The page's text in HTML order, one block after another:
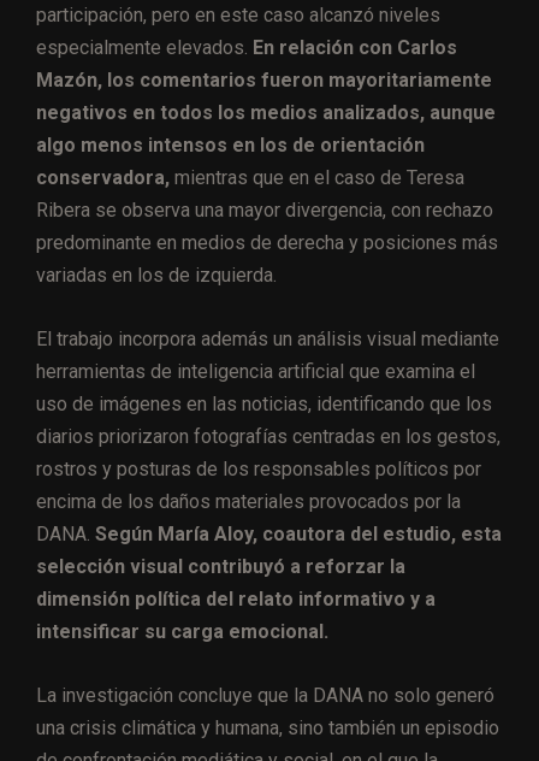
participación, pero en este caso alcanzó niveles
especialmente elevados. En relación con Carlos
Mazón, los comentarios fueron mayoritariamente
negativos en todos los medios analizados, aunque
algo menos intensos en los de orientación
conservadora, mientras que en el caso de Teresa
Ribera se observa una mayor divergencia, con rechazo
predominante en medios de derecha y posiciones más
variadas en los de izquierda.
El trabajo incorpora además un análisis visual mediante
herramientas de inteligencia artificial que examina el
uso de imágenes en las noticias, identificando que los
diarios priorizaron fotografías centradas en los gestos,
rostros y posturas de los responsables políticos por
encima de los daños materiales provocados por la
DANA. Según María Aloy, coautora del estudio, esta
selección visual contribuyó a reforzar la
dimensión política del relato informativo y a
intensificar su carga emocional.
La investigación concluye que la DANA no solo generó
una crisis climática y humana, sino también un episodio